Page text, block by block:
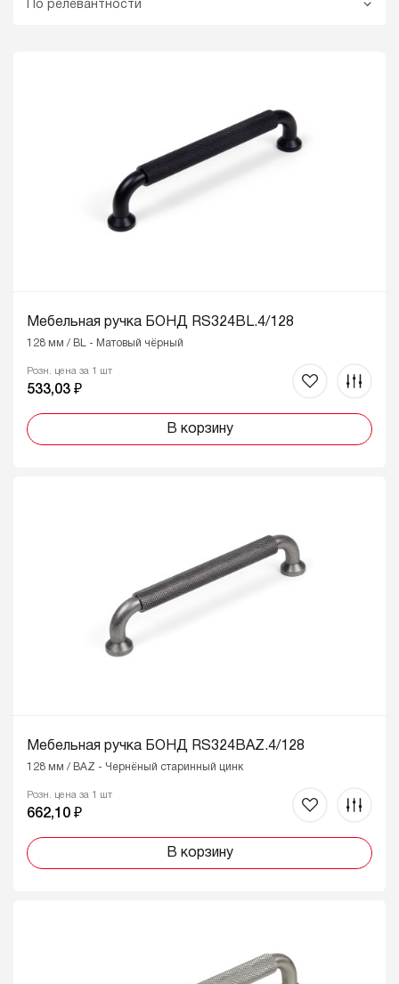
По релевантности
Мебельная ручка БОНД RS324BL.4/128
128 мм / BL - Матовый чёрный
Розн. цена за 1 шт
533,03 ₽
В корзину
Мебельная ручка БОНД RS324BAZ.4/128
128 мм / BAZ - Чернёный старинный цинк
Розн. цена за 1 шт
662,10 ₽
В корзину